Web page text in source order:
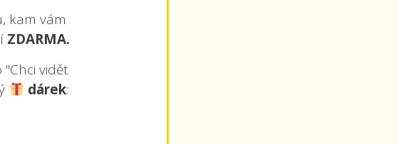
kam vám
ZDARMA.
vidět
dárek: